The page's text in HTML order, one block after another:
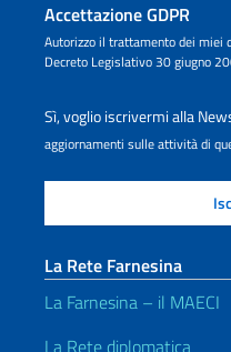
Accettazione GDPR
Autorizzo il trattamento dei miei
Decreto Legislativo 30 giugno
Sì, voglio iscrivermi alla
aggiornamenti sulle attività di
La Rete Farnesina
La Farnesina – il MAECI
La Rete diplomatica